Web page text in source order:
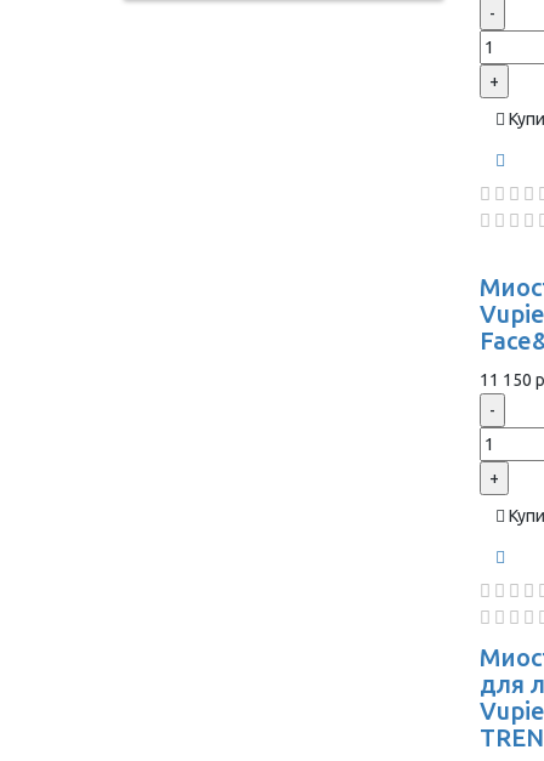
-
+
11 150
-
+
для